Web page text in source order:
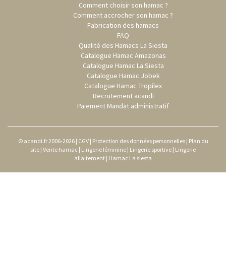
Comment choisir son hamac ?
Comment accrocher son hamac ?
Fabrication des hamacs
FAQ
Qualité des Hamacs La Siesta
Catalogue Hamac Amazonas
Catalogue Hamac La Siesta
Catalogue Hamac Jobek
Catalogue Hamac Tropilex
Recrutement acandi
Paiement Mandat administratif
© acandi.fr 2006-2026 | CGV| Protection des données personnelles| Plan du
site | Vente hamac | Lingerie féminine | Lingerie sportive | Lingerie
allaitement | Hamac La siesta